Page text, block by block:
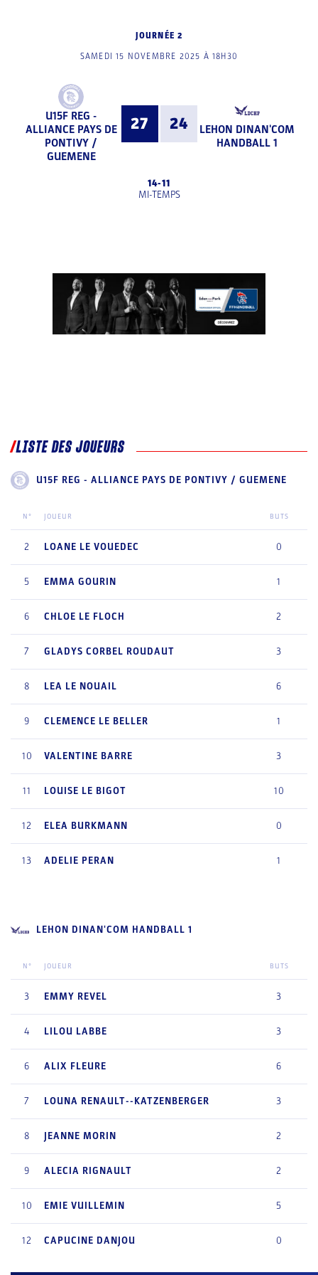
JOURNÉE 2
SAMEDI 15 NOVEMBRE 2025 À 18H30
U15F REG -
ALLIANCE PAYS DE
PONTIVY /
GUEMENE
27 24
LEHON DINAN'COM
HANDBALL 1
14-11
MI-TEMPS
LISTE DES JOUEURS
U15F REG - ALLIANCE PAYS DE PONTIVY / GUEMENE
N° JOUEUR BUTS
2 LOANE LE VOUEDEC 0
5 EMMA GOURIN 1
6 CHLOE LE FLOCH 2
7 GLADYS CORBEL ROUDAUT 3
8 LEA LE NOUAIL 6
9 CLEMENCE LE BELLER 1
10 VALENTINE BARRE 3
11 LOUISE LE BIGOT 10
12 ELEA BURKMANN 0
13 ADELIE PERAN 1
LEHON DINAN'COM HANDBALL 1
N° JOUEUR BUTS
3 EMMY REVEL 3
4 LILOU LABBE 3
6 ALIX FLEURE 6
7 LOUNA RENAULT--KATZENBERGER 3
8 JEANNE MORIN 2
9 ALECIA RIGNAULT 2
10 EMIE VUILLEMIN 5
12 CAPUCINE DANJOU 0